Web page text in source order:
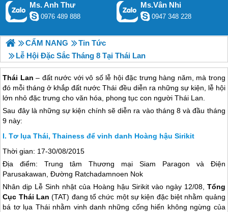
Ms. Anh Thư
0976 489 888
Ms.Vân Nhi
0947 348 228
CẨM NANG
Tin Tức
Lễ Hội Đặc Sắc Tháng 8 Tại Thái Lan
Thái Lan – đất nước với vô số lễ hội đặc trưng hàng năm, mà trong
đó mỗi tháng ở khắp đất nước Thái đều diễn ra những sự kiện, lễ hội
lớn nhỏ đặc trưng cho văn hóa, phong tục con người Thái Lan.
Sau đây là những sự kiện chính sẽ diễn ra vào tháng 8 và đầu tháng
9 này:
Tơ lụa Thái, Thainess để vinh danh Hoàng hậu Sirikit
Thời gian: 17-30/08/2015
Địa điểm: Trung tâm Thương mại Siam Paragon và Điện
Parusakawan, Đường Ratchadamnoen Nok
Nhân dịp Lễ Sinh nhật của Hoàng hậu Sirikit vào ngày 12/08, Tổng
Cục Thái Lan (TAT) đang tổ chức một sự kiện đặc biệt nhằm quảng
bá tơ lụa Thái nhằm vinh danh những cống hiến không ngừng của